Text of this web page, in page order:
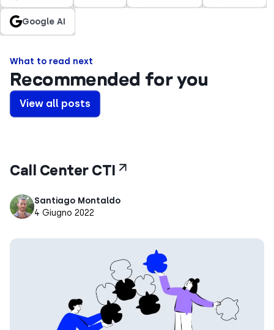
Google AI
What to read next
Recommended for you
View all posts
Call Center CTI
Santiago Montaldo
4 Giugno 2022